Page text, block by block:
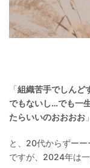
「組織苦手でしんど
でもないし…でも一
たらいいのおおおお 」
と、20代からずー
ですが、2024年は